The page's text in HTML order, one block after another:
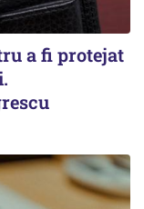
a fi protejat